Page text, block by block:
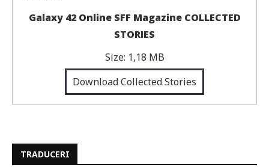
Galaxy 42 Online SFF Magazine COLLECTED
STORIES
Size: 1,18 MB
Download Collected Stories
TRADUCERI